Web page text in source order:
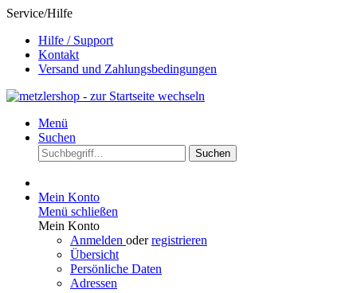
Service/Hilfe
Hilfe / Support
Kontakt
Versand und Zahlungsbedingungen
Menü
Suchen
Suchen
Mein Konto
Menü schließen
Mein Konto
Anmelden oderregistrieren
Übersicht
Persönliche Daten
Adressen